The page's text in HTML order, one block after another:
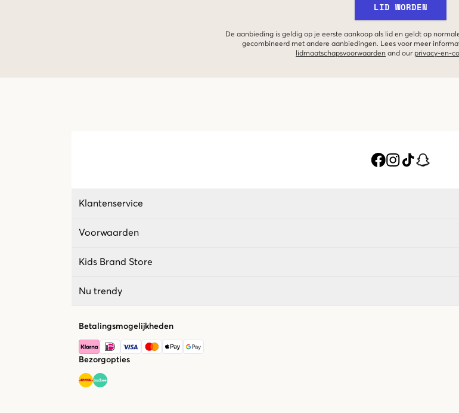
LID WORDEN
De aanbieding is geldig op je eerste aankoop als lid en geldt op
gecombineerd met andere aanbiedingen. Lees voor meer
lidmaatschapsvoorwaarden and our privacy-en-
Klantenservice
Voorwaarden
Kids Brand Store
Nu trendy
Betalingsmogelijkheden
Bezorgopties